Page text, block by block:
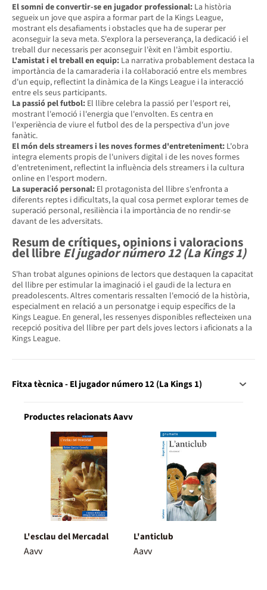
El somni de convertir-se en jugador professional: La història
segueix un jove que aspira a formar part de la Kings League,
mostrant els desafiaments i obstacles que ha de superar per
aconseguir la seva meta. S'explora la perseverança, la dedicació i el
treball dur necessaris per aconseguir l'èxit en l'àmbit esportiu.
L'amistat i el treball en equip: La narrativa probablement destaca la
importància de la camaraderia i la col·laboració entre els membres
d'un equip, reflectint la dinàmica de la Kings League i la interacció
entre els seus participants.
La passió pel futbol: El llibre celebra la passió per l'esport rei,
mostrant l'emoció i l'energia que l'envolten. Es centra en
l'experiència de viure el futbol des de la perspectiva d'un jove
fanàtic.
El món dels streamers i les noves formes d'entreteniment: L'obra
integra elements propis de l'univers digital i de les noves formes
d'entreteniment, reflectint la influència dels streamers i la cultura
online en l'esport modern.
La superació personal: El protagonista del llibre s'enfronta a
diferents reptes i dificultats, la qual cosa permet explorar temes de
superació personal, resiliència i la importància de no rendir-se
davant de les adversitats.
Resum de crítiques, opinions i valoracions
del llibreEl jugador número 12 (La Kings 1)
S'han trobat algunes opinions de lectors que destaquen la capacitat
del llibre per estimular la imaginació i el gaudi de la lectura en
preadolescents. Altres comentaris ressalten l'emoció de la història,
especialment en relació a un personatge i equip específics de la
Kings League. En general, les ressenyes disponibles reflecteixen una
recepció positiva del llibre per part dels joves lectors i aficionats a la
Kings League.
Fitxa tècnica - El jugador número 12 (La Kings 1)
Productes relacionats Aavv
L'esclau del Mercadal
Aavv
L'anticlub
Aavv